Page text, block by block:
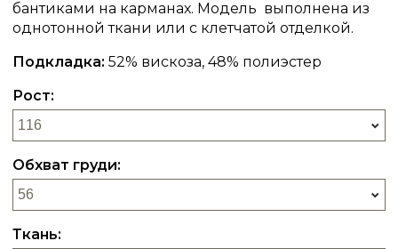
бантиками на карманах. Модель выполнена из
однотонной ткани или с клетчатой отделкой.
Подкладка: 52% вискоза, 48% полиэстер
Рост:
Обхват груди:
Ткань: